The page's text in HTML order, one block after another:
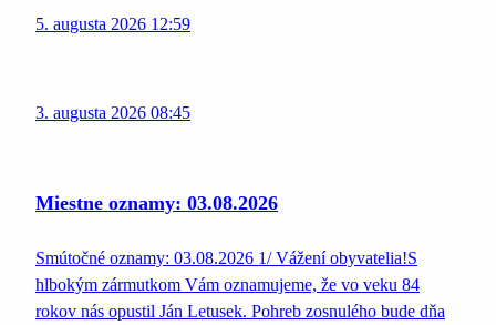
5. augusta 2026 12:59
3. augusta 2026 08:45
Miestne oznamy: 03.08.2026
Smútočné oznamy: 03.08.2026 1/ Vážení obyvatelia!S
hlbokým zármutkom Vám oznamujeme, že vo veku 84
rokov nás opustil Ján Letusek. Pohreb zosnulého bude dňa